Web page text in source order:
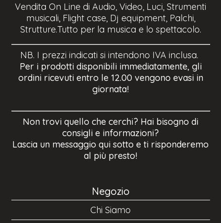
Vendita On Line di Audio, Video, Luci, Strumenti
musicali, Flight case, Dj equipment, Palchi,
Strutture.Tutto per la musica e lo spettacolo.
NB. I prezzi indicati si intendono IVA inclusa.
Per i prodotti disponibili immediatamente, gli
ordini ricevuti entro le 12.00 vengono evasi in
giornata!
Non trovi quello che cerchi? Hai bisogno di
consigli e informazioni?
Lascia un messaggio qui sotto e ti risponderemo
al più presto!
Negozio
Chi Siamo